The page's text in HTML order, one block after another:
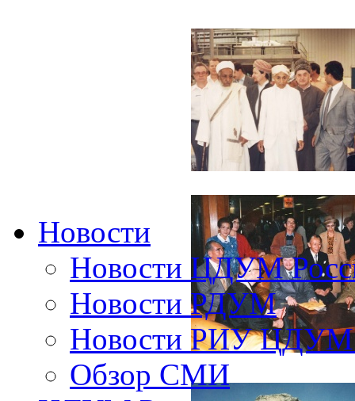
Новости
Новости ЦДУМ
Новости РДУМ
Новости РИУ ЦДУМ
Обзор СМИ